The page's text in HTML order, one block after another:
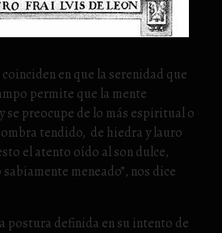
en que la serenidad que
permite que la mente
se preocupe de lo más espiritual o
tendido, de hiedra y lauro
el atento oído al son dulce,
meneado”, nos dice
postura definida en su intento de